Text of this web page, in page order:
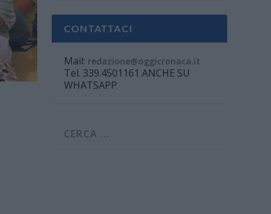
CONTATTACI
Mail: redazione@oggicronaca.it
Tel. 339.4501161 ANCHE SU
WHATSAPP